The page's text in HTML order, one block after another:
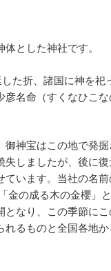
とした神社です。
た折、諸国に神を祀
名命（すくなひこ
神宝はこの地で発
失しましたが、後に
います。当社の名
金の成る木の金櫻」
なり、この季節に
るものと全国各地